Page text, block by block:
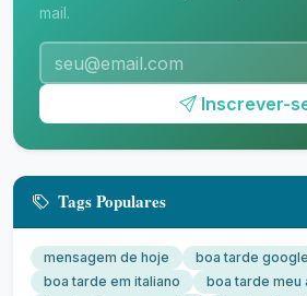
mail.
Inscrever-
Tags Populares
mensagem de hoje boa tarde google
boa tarde em italiano
boa tarde meu